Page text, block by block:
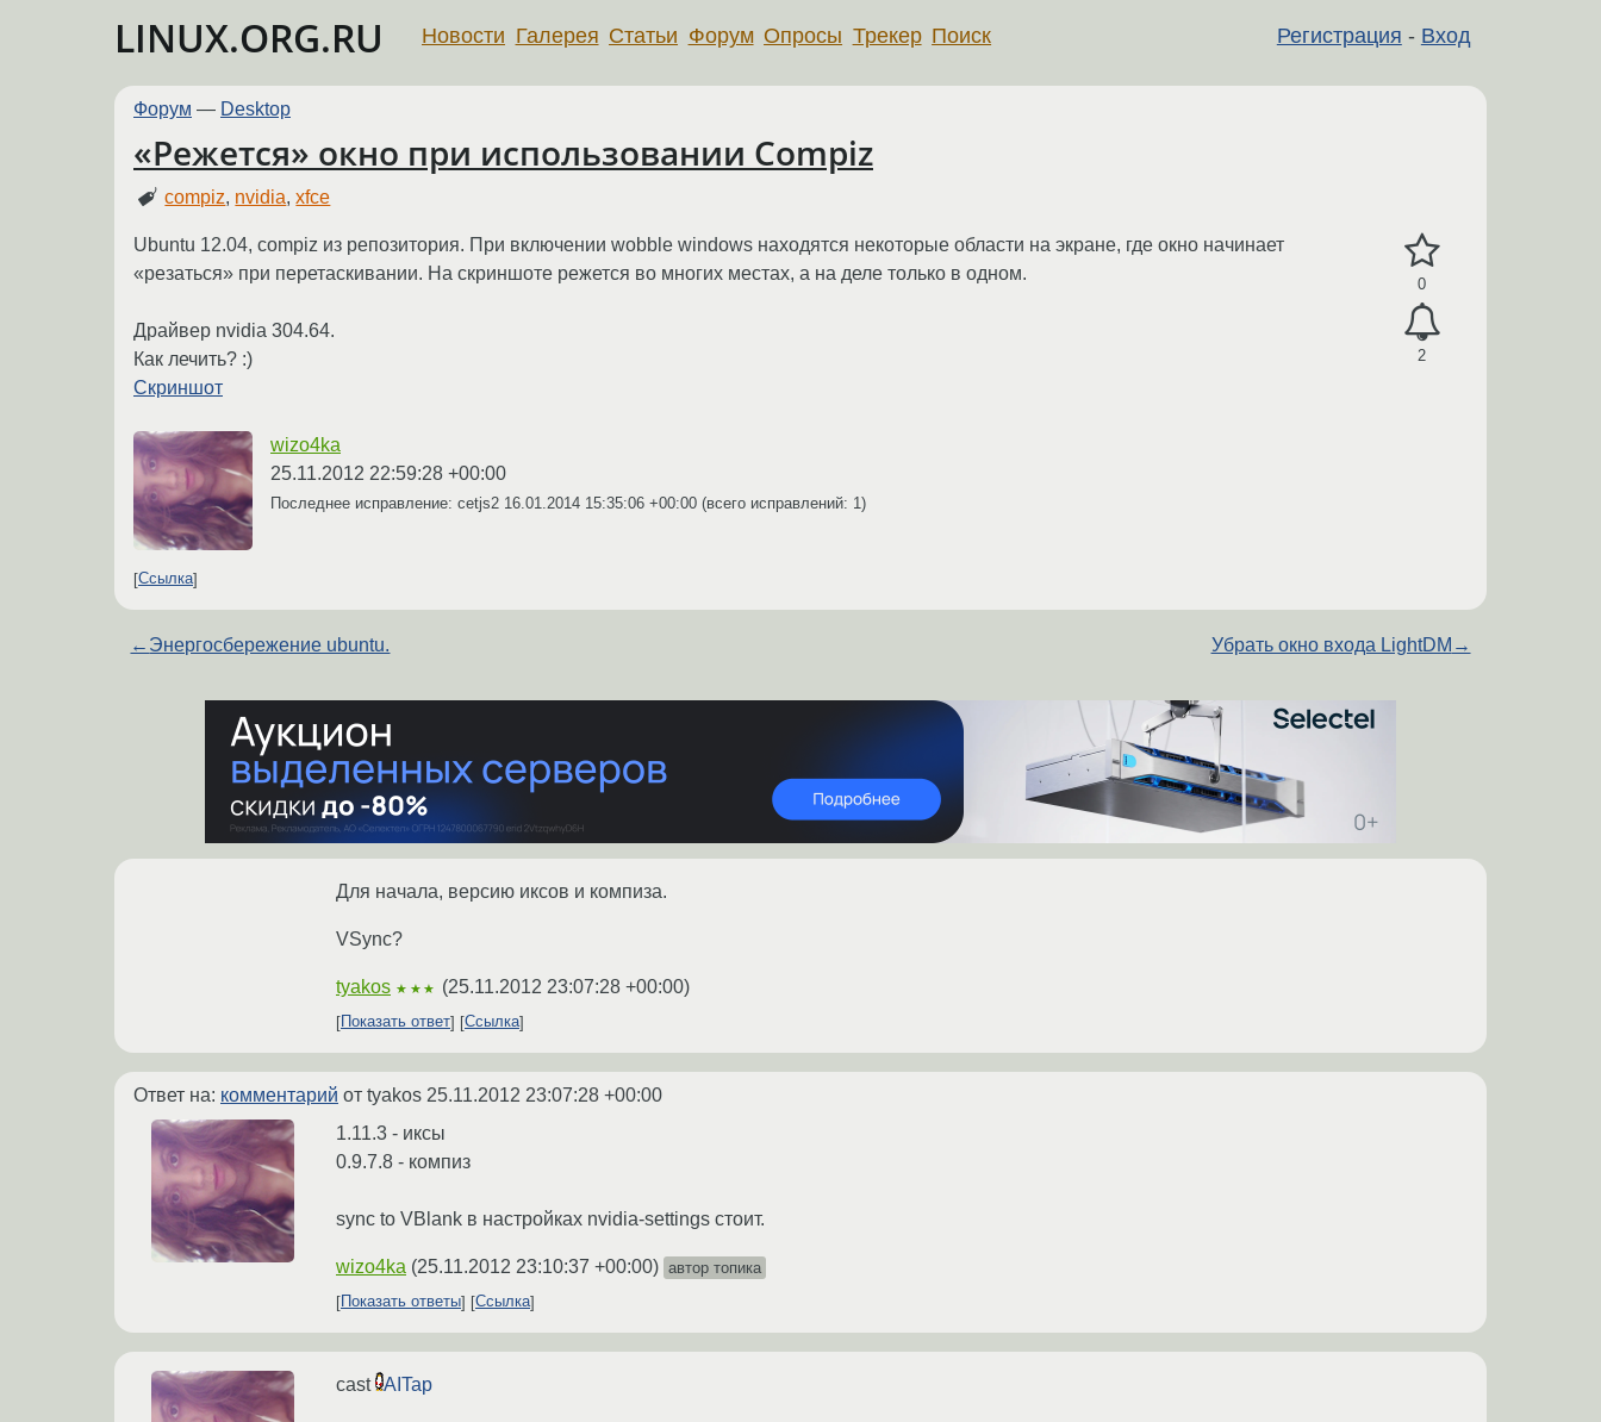
LINUX.ORG.RU Регистрация - Вход
Новости Галерея Статьи Форум Опросы Трекер Поиск
Форум — Desktop
«Режется» окно при использовании Compiz
compiz, nvidia,xfce
0
2
Ubuntu 12.04, compiz из репозитория. При включении wobble windows находятся некоторые области на экране, где окно начинает
«резаться» при перетаскивании. На скриншоте режется во многих местах, а на деле только в одном.
Драйвер nvidia 304.64.
Как лечить? :)
Скриншот
wizo4ka
25.11.2012 22:59:28 +00:00
Последнее исправление: cetjs2 16.01.2014 15:35:06 +00:00 (всего исправлений: 1)
Ссылка
← Энергосбережение ubuntu. Убрать окно входа LightDM →
Для начала, версию иксов и компиза.
VSync?
tyakos ★★★ (25.11.2012 23:07:28 +00:00)
Показать ответ Ссылка
Ответ на: комментарий от tyakos 25.11.2012 23:07:28 +00:00
1.11.3 - иксы
0.9.7.8 - компиз
sync to VBlank в настройках nvidia-settings стоит.
wizo4ka (25.11.2012 23:10:37 +00:00) автор топика
Показать ответы
Ссылка
cast AITap